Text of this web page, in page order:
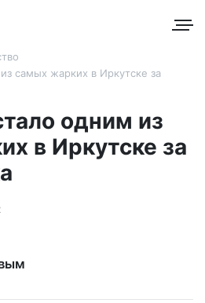
самых жарких в Иркутске за
одним из
в Иркутске за